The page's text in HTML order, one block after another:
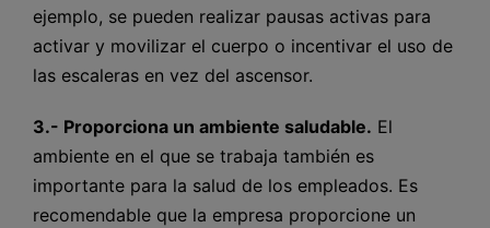
ejemplo, se pueden realizar pausas activas para
activar y movilizar el cuerpo o incentivar el uso de
las escaleras en vez del ascensor.
3.- Proporciona un ambiente saludable. El
ambiente en el que se trabaja también es
importante para la salud de los empleados. Es
recomendable que la empresa proporcione un